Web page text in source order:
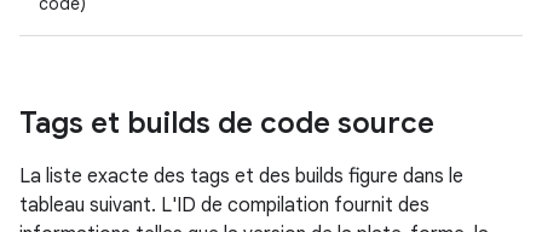
Tags et builds de code source
La liste exacte des tags et des builds figure dans le
tableau suivant. L'ID de compilation fournit des